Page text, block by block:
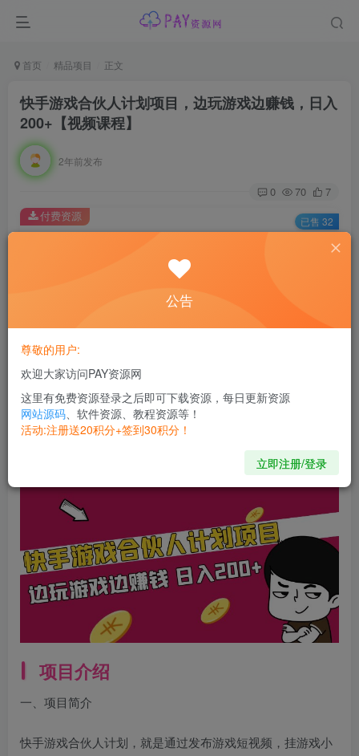
首页 精品项目 正文
快手游戏合伙人计划项目，边玩游戏边赚钱，日入
200+【视频课程】
2年前发布
0 70 7
此内容为付费资源，请付费后查看
会员专属资源
黄金会员免费 钻石会员免费
付费资源 已售 32
Never give up your dreams. Miracles happen everyday.
项目介绍
一、项目简介
快手游戏合伙人计划，就是通过发布游戏短视频，挂游戏小
公告
尊敬的用户:
欢迎大家访问PAY资源网
这里有免费资源登录之后即可下载资源，每日更新资源
网站源码、软件资源、教程资源等！
活动:注册送20积分+签到30积分！
立即注册/登录